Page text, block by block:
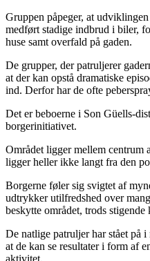
Gruppen påpeger, at
medført stadige indbrud i biler,
huse samt overfald på gaden.
De grupper, der patruljerer
at der kan opstå dramatiske
ind. Derfor har de ofte
Det er beboerne i Son Güells-
borgerinitiativet.
Området ligger mellem centrum
ligger heller ikke langt fra den
Borgerne føler sig svigtet af
udtrykker utilfredshed over
beskytte området, trods
De natlige patruljer har stået på
at de kan se resultater i form af
aktivitet.